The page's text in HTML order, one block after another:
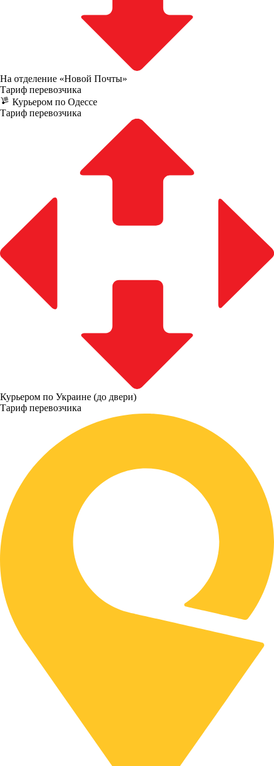
На отделение «Новой Почты»
Тариф перевозчика
Курьером по Одессе
Тариф перевозчика
Курьером по Украине (до двери)
Тариф перевозчика